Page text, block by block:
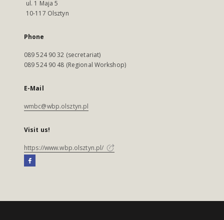
ul. 1 Maja 5
10-117 Olsztyn
Phone
089 524 90 32 (secretariat)
089 524 90 48 (Regional Workshop)
E-Mail
wmbc@wbp.olsztyn.pl
Visit us!
https://www.wbp.olsztyn.pl/